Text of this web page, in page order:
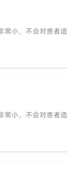
小，不会对患者
小，不会对患者